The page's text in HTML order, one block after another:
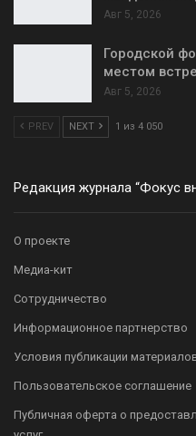
Авг 5, 2026
Городской
местом
Авг 5, 2026
PREV NEXT 1 из 4 050
Редакция журнала “Фокус
О проекте
Медиа-кит
Сотрудничество
Информационное партнерство
Условия публикации
Пользовательское соглашение
Публичная оферта о